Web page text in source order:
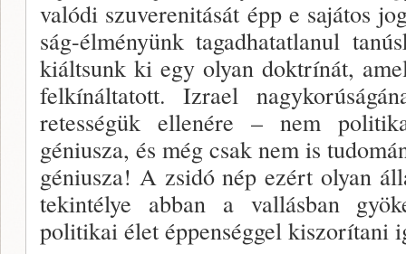
valódi szuverenitását épp e sajátos
ság-élményünk tagadhatatlanul
kiáltsunk ki egy olyan doktrínát,
felkínáltatott. Izrael
retességük ellenére – nem
géniusza, és még csak nem is
géniusza! A zsidó nép ezért olyan
te­kintélye abban a vallásban
politikai élet éppen­séggel kiszorítani